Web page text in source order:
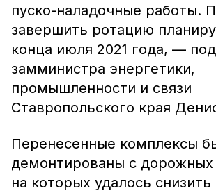
пуско-наладочные работы.
завершить ротацию
конца июля 2021 года, —
замминистра энергетики,
промышленности и связи
Ставропольского края
Перенесенные комплексы
демонтированы с дорожных
на которых удалось снизить